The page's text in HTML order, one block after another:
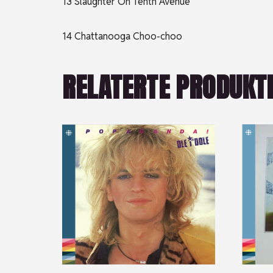
14 Chattanooga Choo-choo
RELATERTE